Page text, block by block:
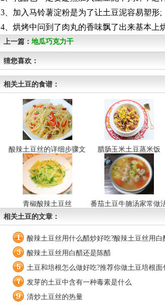
3、加入马铃薯淀粉是为了让土豆泥容易塑形;
4、烘烤中问到了肉丸的香味飘了出来基本上
上一篇： 地瓜巧克力干
猜您喜欢：
相关土豆的食谱：
酸辣土豆丝的详细步骤文
字版
腊肠玉米土豆蒸米饭
青椒酸辣土豆丝 番茄土豆牛腩汤家常做
相关土豆的文章：
酸辣土豆丝用什么醋炒好吃?酸辣土豆丝用白
酸辣土豆丝用白醋还是陈醋
土豆和培根怎么做好吃?推荐你做土豆培根面
发芽的土豆中含有一种毒素是什么
清炒土豆丝的热量